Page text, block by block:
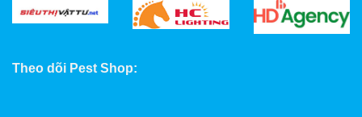
Theo dõi Pest Shop: